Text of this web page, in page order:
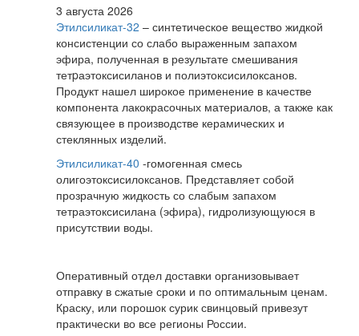
3 августа 2026
Этилсиликат-32 – синтетическое вещество жидкой
консистенции со слабо выраженным запахом
эфира, полученная в результате смешивания
тетpаэтоксисиланов и полиэтоксисилоксанов.
Продукт нашел широкое применение в качестве
компонента лакокрасочных материалов, а также как
связующее в производстве керамических и
стеклянных изделий.
Этилсиликат-40 -гомогенная смесь
олигоэтоксисилоксанов. Представляет собой
прозрачную жидкость со слабым запахом
тетраэтоксисилана (эфира), гидролизующуюся в
присутствии воды.
Оперативный отдел доставки организовывает
отправку в сжатые сроки и по оптимальным ценам.
Краску, или порошок сурик свинцовый привезут
практически во все регионы России.